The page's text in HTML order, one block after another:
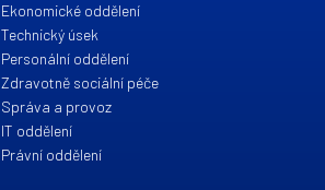
Ekonomické oddělení
Technický úsek
Personální oddělení
Zdravotně sociální péče
Správa a provoz
IT oddělení
Právní oddělení